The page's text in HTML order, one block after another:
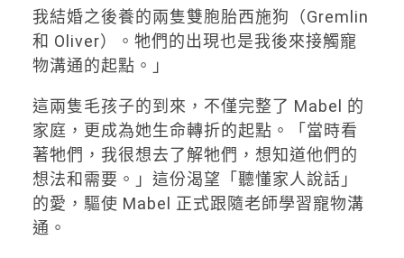
我結婚之後養的兩隻雙胞胎西施狗（Gremlin
和 Oliver）。牠們的出現也是我後來接觸寵
物溝通的起點。」
這兩隻毛孩子的到來，不僅完整了 Mabel 的
家庭，更成為她生命轉折的起點。「當時看
著牠們，我很想去了解牠們，想知道他們的
想法和需要。」這份渴望「聽懂家人說話」
的愛，驅使 Mabel 正式跟隨老師學習寵物溝
通。